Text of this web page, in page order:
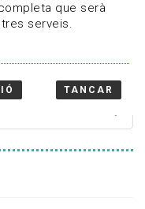
que serà
serveis.
TANCAR